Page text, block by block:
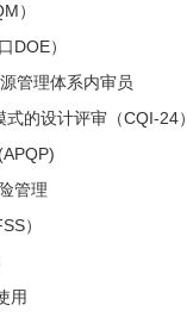
）
DOE）
管理体系内审员
的设计评审（CQI-24）
管理
）
用